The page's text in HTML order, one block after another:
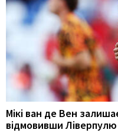
Мікі ван де Вен
відмовивши Ліверпулю